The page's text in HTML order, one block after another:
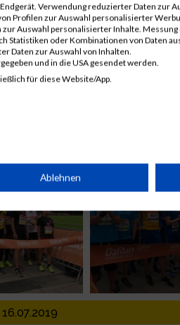
Verwendung reduzierter Daten zur
Profilen zur Auswahl personalisierter
Auswahl personalisierter Inhalte.
Statistiken oder Kombinationen von Daten
Daten zur Auswahl von Inhalten.
und in die USA gesendet werden.
für diese Website/App.
auf einem Endgerät
von Werbeanzeigen
Werbung
Ablehnen